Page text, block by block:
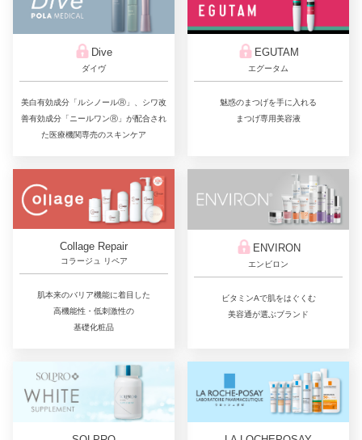
Dive
ダイヴ
美白有効成分「ルシノールⓇ」、シワ改
善有効成分「ニールワンⓇ」が配合され
た医療機関専売のスキンケア
EGUTAM
エグータム
魅惑のまつげを手に入れる
まつげ専用美容液
Collage Repair
コラージュ リペア
肌本来のバリア機能に着目した
高機能性・低刺激性の
基礎化粧品
ENVIRON
エンビロン
ビタミンAで肌をはぐくむ
美容通が選ぶブランド